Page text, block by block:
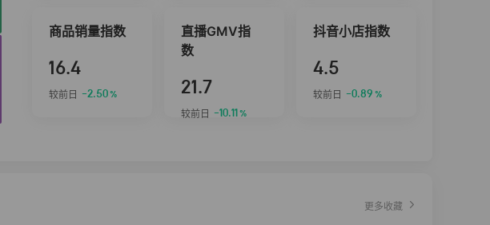
商品销量指数
16.4
较前日 -2.50%
直播GMV指
数
21.7
较前日 -10.11 %
抖音小店指数
4.5
较前日 -0.89 %
更多收藏